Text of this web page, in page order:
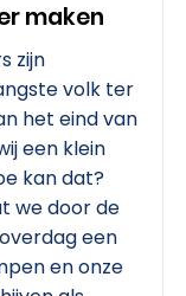
maken
zijn
volk ter
het eind van
een klein
kan dat?
we door de
een
en onze